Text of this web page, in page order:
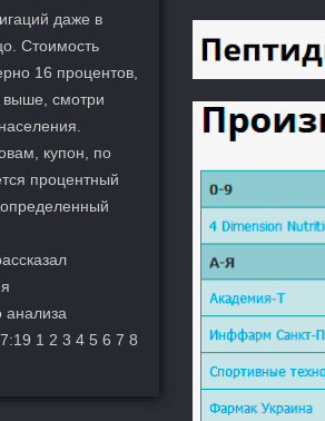
даже в
Стоимость
16 процентов,
выше, смотри
купон, по
процентный
анализа
1 2 3 4 5 6 7 8